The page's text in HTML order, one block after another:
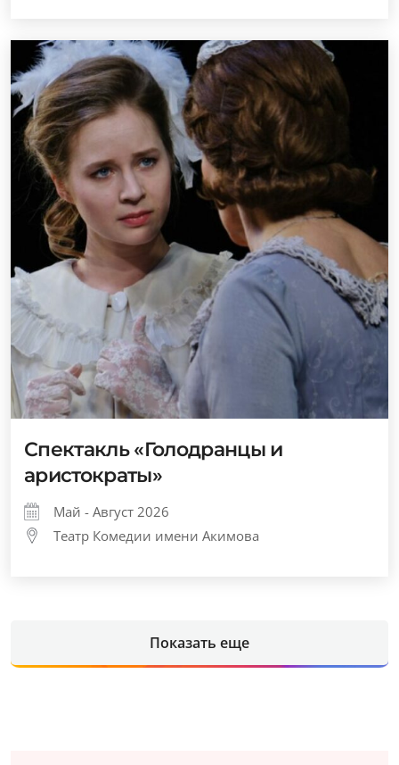
Спектакль «Голодранцы и
аристократы»
Май - Август 2026
Театр Комедии имени Акимова
Показать еще